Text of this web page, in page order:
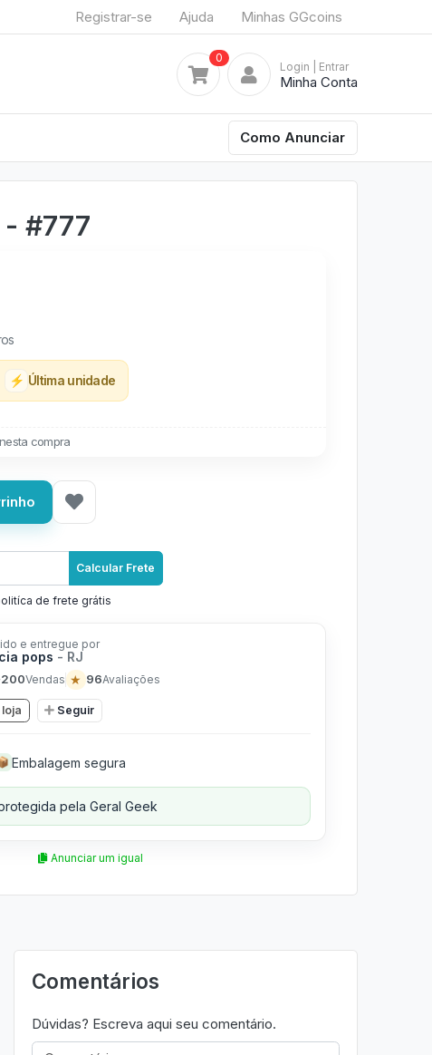
Registrar-se Ajuda Minhas GGcoins
0
Login | Entrar
Minha Conta
Como Anunciar
#777
⚡ Última unidade
nesta compra
Calcular Frete
de frete grátis
e entregue por
pops - RJ
Vendas ★ 96Avaliações
Seguir
Embalagem segura
pela Geral Geek
Anunciar um igual
Comentários
Dúvidas? Escreva aqui seu comentário.